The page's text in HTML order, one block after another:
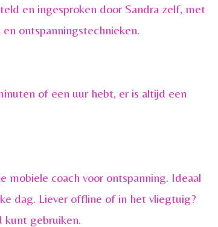
en ingesproken door Sandra zelf, met
ontspanningstechnieken.
of een uur hebt, er is altijd een
coach voor ontspanning. Ideaal
dag. Liever offline of in het vliegtuig?
kunt gebruiken.